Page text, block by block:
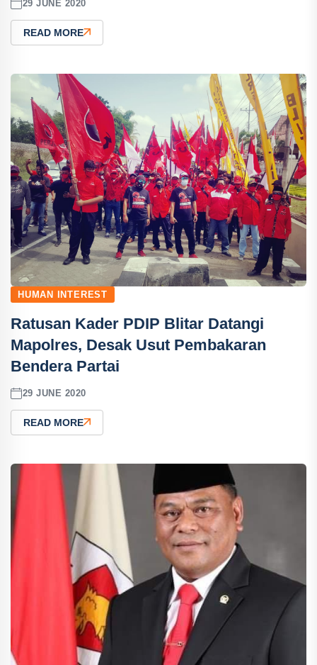
29 JUNE 2020
READ MORE
HUMAN INTEREST
Ratusan Kader PDIP Blitar Datangi
Mapolres, Desak Usut Pembakaran
Bendera Partai
29 JUNE 2020
READ MORE